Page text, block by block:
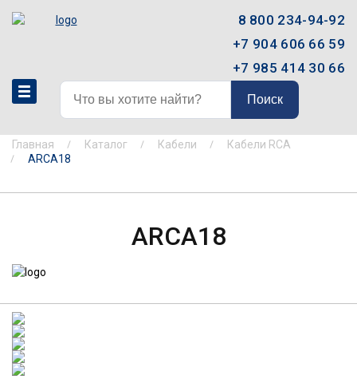
8 800 234-94-92
+7 904 606 66 59
+7 985 414 30 66
Поиск
Главная Каталог Кабели
Кабели RCA
ARCA18
ARCA18